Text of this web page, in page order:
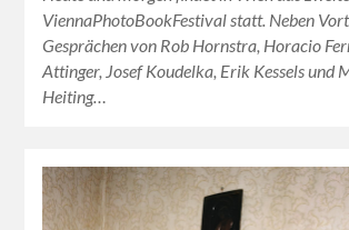
ViennaPhotoBookFestival statt. Neben
Gesprächen von Rob Hornstra, Horacio
Attinger, Josef Koudelka, Erik Kessels und
Heiting…